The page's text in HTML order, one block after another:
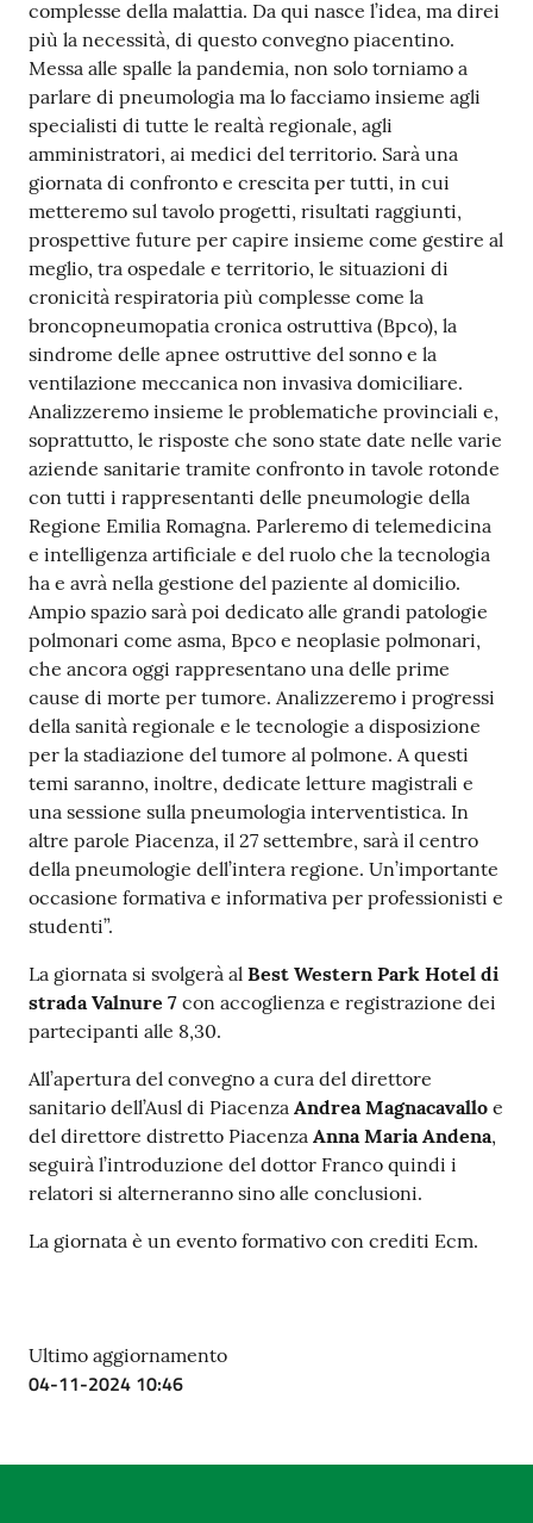
complesse della malattia. Da qui nasce l’idea, ma direi
più la necessità, di questo convegno piacentino.
Messa alle spalle la pandemia, non solo torniamo a
parlare di pneumologia ma lo facciamo insieme agli
specialisti di tutte le realtà regionale, agli
amministratori, ai medici del territorio. Sarà una
giornata di confronto e crescita per tutti, in cui
metteremo sul tavolo progetti, risultati raggiunti,
prospettive future per capire insieme come gestire al
meglio, tra ospedale e territorio, le situazioni di
cronicità respiratoria più complesse come la
broncopneumopatia cronica ostruttiva (Bpco), la
sindrome delle apnee ostruttive del sonno e la
ventilazione meccanica non invasiva domiciliare.
Analizzeremo insieme le problematiche provinciali e,
soprattutto, le risposte che sono state date nelle varie
aziende sanitarie tramite confronto in tavole rotonde
con tutti i rappresentanti delle pneumologie della
Regione Emilia Romagna. Parleremo di telemedicina
e intelligenza artificiale e del ruolo che la tecnologia
ha e avrà nella gestione del paziente al domicilio.
Ampio spazio sarà poi dedicato alle grandi patologie
polmonari come asma, Bpco e neoplasie polmonari,
che ancora oggi rappresentano una delle prime
cause di morte per tumore. Analizzeremo i progressi
della sanità regionale e le tecnologie a disposizione
per la stadiazione del tumore al polmone. A questi
temi saranno, inoltre, dedicate letture magistrali e
una sessione sulla pneumologia interventistica. In
altre parole Piacenza, il 27 settembre, sarà il centro
della pneumologie dell’intera regione. Un’importante
occasione formativa e informativa per professionisti e
studenti”.
La giornata si svolgerà al Best Western Park Hotel di
strada Valnure 7 con accoglienza e registrazione dei
partecipanti alle 8,30.
All’apertura del convegno a cura del direttore
sanitario dell’Ausl di Piacenza Andrea Magnacavallo e
del direttore distretto Piacenza Anna Maria Andena,
seguirà l’introduzione del dottor Franco quindi i
relatori si alterneranno sino alle conclusioni.
La giornata è un evento formativo con crediti Ecm.
Ultimo aggiornamento
04-11-2024 10:46